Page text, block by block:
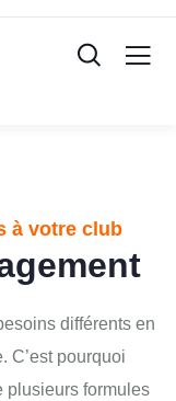
à votre club
différents en
C’est pourquoi
plusieurs formules